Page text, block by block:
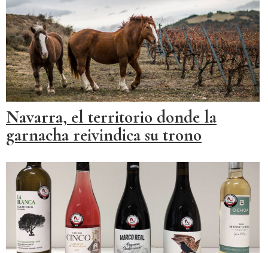
Navarra, el territorio donde la
garnacha reivindica su trono